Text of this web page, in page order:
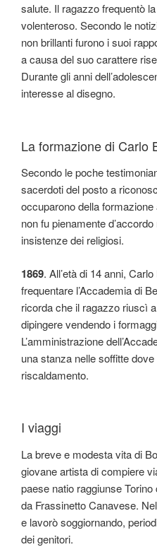
salute. Il ragazzo frequentò
volenteroso. Secondo le
non brillanti furono i suoi
a causa del suo carattere
Durante gli anni
interesse al disegno.
La formazione di Carlo
Secondo le poche
sacerdoti del posto a
occuparono della
non fu pienamente
insistenze dei religiosi.
1869. All’età di 14 anni,
frequentare l’Accademia di
ricorda che il ragazzo riuscì
dipingere vendendo i
L’amministrazione
una stanza nelle soffitte
riscaldamento.
I viaggi
La breve e modesta vita di
giovane artista di compiere
paese natio raggiunse
da Frassinetto Canavese.
e lavorò soggiornando,
dei genitori.